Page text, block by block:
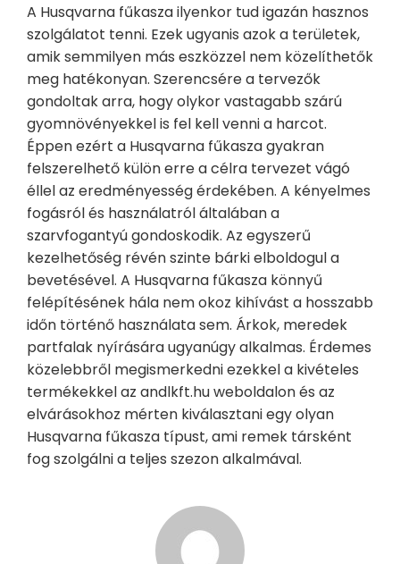
A Husqvarna fűkasza ilyenkor tud igazán hasznos
szolgálatot tenni. Ezek ugyanis azok a területek,
amik semmilyen más eszközzel nem közelíthetők
meg hatékonyan. Szerencsére a tervezők
gondoltak arra, hogy olykor vastagabb szárú
gyomnövényekkel is fel kell venni a harcot.
Éppen ezért a Husqvarna fűkasza gyakran
felszerelhető külön erre a célra tervezet vágó
éllel az eredményesség érdekében. A kényelmes
fogásról és használatról általában a
szarvfogantyú gondoskodik. Az egyszerű
kezelhetőség révén szinte bárki elboldogul a
bevetésével. A Husqvarna fűkasza könnyű
felépítésének hála nem okoz kihívást a hosszabb
időn történő használata sem. Árkok, meredek
partfalak nyírására ugyanúgy alkalmas. Érdemes
közelebbről megismerkedni ezekkel a kivételes
termékekkel az andlkft.hu weboldalon és az
elvárásokhoz mérten kiválasztani egy olyan
Husqvarna fűkasza típust, ami remek társként
fog szolgálni a teljes szezon alkalmával.